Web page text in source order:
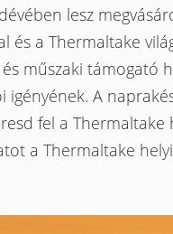
lesz
és a Thermaltake
műszaki támogató
igényének. A
fel a Thermaltake
a Thermaltake